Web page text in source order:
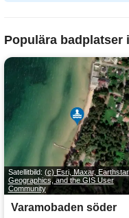
Populära badplatser
Satellitbild: (c) Esri, Maxar, Earthstar
Geographics, and the GIS User
Community
Varamobaden söder